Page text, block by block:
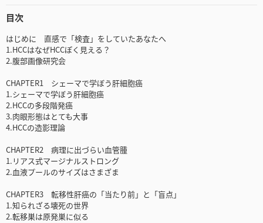
目次
はじめに 直感で「検査」をしていたあなたへ
1.HCCはなぜHCCぽく見える？
2.腹部画像研究会
CHAPTER1 シェーマで学ぼう肝細胞癌
1.シェーマで学ぼう肝細胞癌
2.HCCの多段階発癌
3.肉眼形態はとても大事
4.HCCの造影理論
CHAPTER2 病理に出づらい血管腫
1.リアス式マージナルストロング
2.血液プールのサイズはさまざま
CHAPTER3 転移性肝癌の「当たり前」と「盲点」
1.知られざる壊死の世界
2.転移巣は原発巣に似る